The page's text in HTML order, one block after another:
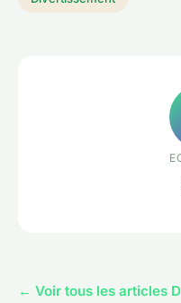
← Voir tous les articles